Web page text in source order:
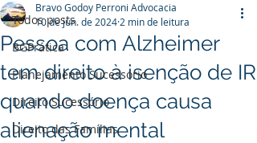
Todos posts
BGPrática
Planejamento Sucessório
Direito Sucessório
Direito das Famílias
Pessoa com Alzheimer
tem direito à isenção de IR
quando doença causa
alienação mental
Bravo Godoy Perroni Advocacia
10 de jun. de 2024 2 min de leitura